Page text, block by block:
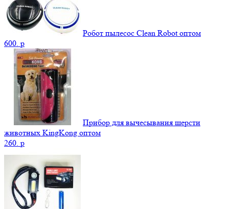
Робот пылесос Clean Robot оптом
600. p
Прибор для вычесывания шерсти
животных KingKong оптом
260. p